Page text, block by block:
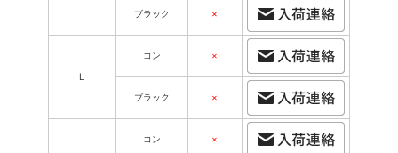
ブラック ×
L
コン ×
ブラック ×
コン ×